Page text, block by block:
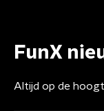
FunX
Altijd op de